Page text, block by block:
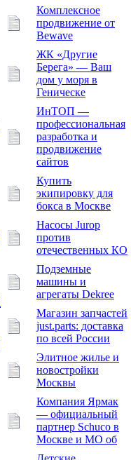
Комплексное
продвижение от
Bewave
ЖК «Другие
Берега» — Ваш
дом у моря в
Геническе
ИнТОП —
профессиональная
разработка и
продвижение
сайтов
Купить
экипировку для
бокса в Москве
Насосы Jurop
против
отечественных КО
Подземные
машины и
агрегаты Dekree
Магазин запчастей
just.parts: доставка
по всей России
Элитное жилье и
новостройки
Москвы
Компания Ярмак
— официальный
партнер Schuco в
Москве и МО об